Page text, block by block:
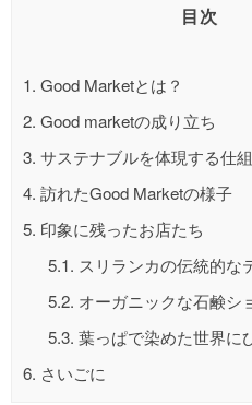
目次
1. Good Marketとは？
2. Good marketの成り立ち
3. サステナブルを体現する仕
4. 訪れたGood Marketの様子
5. 印象に残ったお店たち
5.1. スリランカの伝統的な
5.2. オーガニックな石鹸シ
5.3. 葉っぱで染めた世界に
6. さいごに